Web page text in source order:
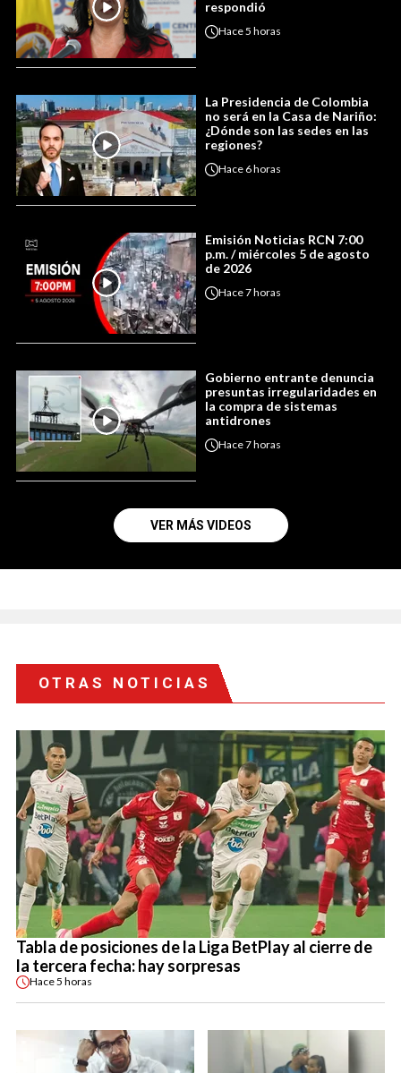
respondió
Hace5 horas
La Presidencia de Colombia
no será en la Casa de Nariño:
¿Dónde son las sedes en las
regiones?
Hace 6 horas
Emisión Noticias RCN 7:00
p.m. / miércoles 5 de agosto
de 2026
Hace7 horas
Gobierno entrante denuncia
presuntas irregularidades en
la compra de sistemas
antidrones
Hace7 horas
VER MÁS VIDEOS
OTRAS NOTICIAS
Tabla de posiciones de la Liga BetPlay al cierre de
la tercera fecha: hay sorpresas
Hace5 horas